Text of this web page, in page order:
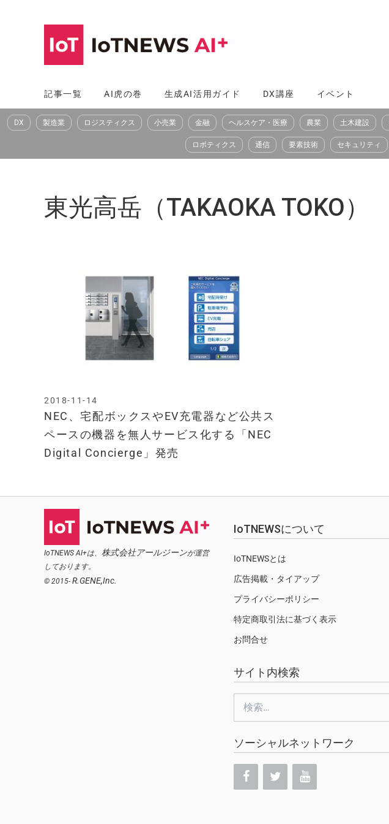
へ
ス
記事一覧 AI虎の巻 生成AI活用ガイド DX講座 イベント
DX 製造業 ロジスティクス 小売業 金融 ヘルスケア・医療 農業 土木建設
ロボティクス 通信 要素技術 セキュリティ
東光高岳（TAKAOKA TOKO）
NEC、宅配ボックスやEV充電器など公共ス
ペースの機器を無人サービス化する「NEC
Digital Concierge」発売
2018-11-14
IoTNEWS AI+は、 株式会社アールジーンが運営
しております。
© 2015- R.GENE,Inc.
IoTNEWSについて
IoTNEWSとは
広告掲載・タイアップ
プライバシーポリシー
特定商取引法に基づく表示
お問合せ
サイト内検索
ソーシャルネットワーク